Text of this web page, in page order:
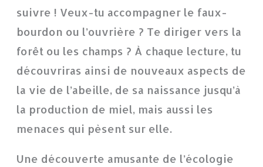
suivre ! Veux-tu accompagner le faux-
bourdon ou l’ouvrière ? Te diriger vers la
forêt ou les champs ? À chaque lecture, tu
découvriras ainsi de nouveaux aspects de
la vie de l’abeille, de sa naissance jusqu’à
la production de miel, mais aussi les
menaces qui pèsent sur elle.
Une découverte amusante de l’écologie